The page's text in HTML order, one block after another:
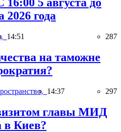
5 августа до
2026 года
14:51 287
на таможне
14:37 297
главы МИД
в Киев?